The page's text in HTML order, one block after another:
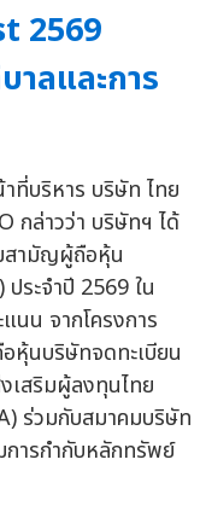
2569
าลและการ
ที่บริหาร บริษัท ไทย
กล่าวว่า บริษัทฯ ได้
สามัญผู้ถือหุ้น
ะจำปี 2569 ใน
นน จากโครงการ
หุ้นบริษัทจดทะเบียน
เสริมผู้ลงทุนไทย
ร่วมกับสมาคมบริษัท
การกำกับหลักทรัพย์